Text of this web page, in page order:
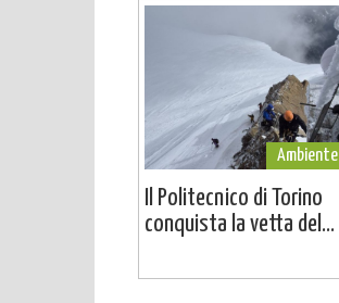
Ambiente
Il Politecnico di Torino
conquista la vetta del...